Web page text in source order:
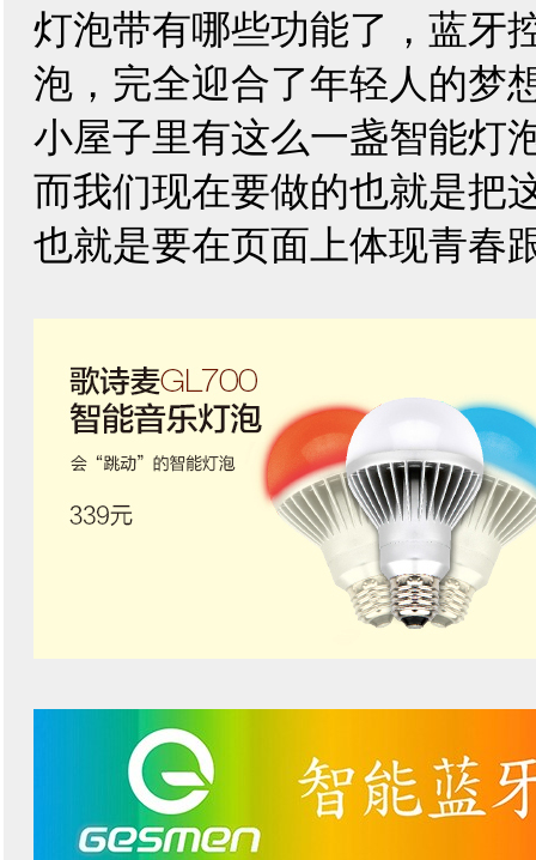
灯泡带有哪些功能了，蓝牙
泡，完全迎合了年轻人的梦
小屋子里有这么一盏智能灯
而我们现在要做的也就是把
也就是要在页面上体现青春